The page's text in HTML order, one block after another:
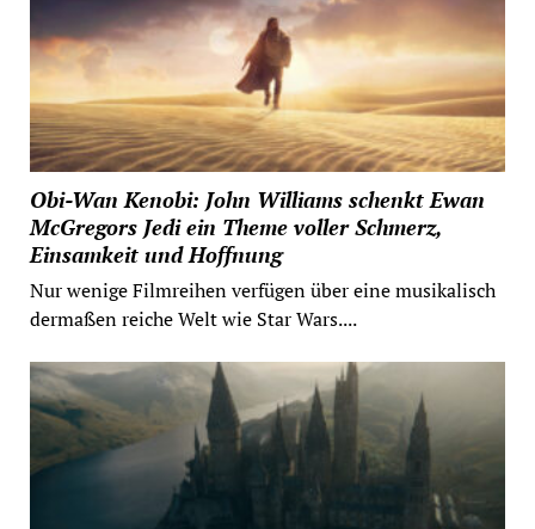
Obi-Wan Kenobi: John Williams schenkt Ewan
McGregors Jedi ein Theme voller Schmerz,
Einsamkeit und Hoffnung
Nur wenige Filmreihen verfügen über eine musikalisch
dermaßen reiche Welt wie Star Wars....